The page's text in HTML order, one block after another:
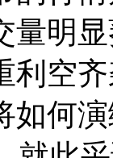
量明
利空
何演